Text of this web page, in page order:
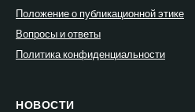
Положение о публикационной этике
Вопросы и ответы
Политика конфиденциальности
НОВОСТИ